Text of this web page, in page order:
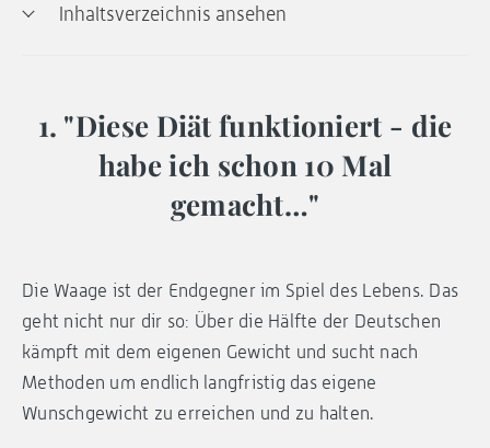
Inhaltsverzeichnis ansehen
1. "Diese Diät funktioniert - die
habe ich schon 10 Mal
gemacht…"
Die Waage ist der Endgegner im Spiel des Lebens. Das
geht nicht nur dir so: Über die Hälfte der Deutschen
kämpft mit dem eigenen Gewicht und sucht nach
Methoden um endlich langfristig das eigene
Wunschgewicht zu erreichen und zu halten.